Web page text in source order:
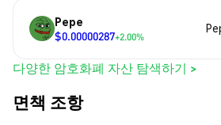
Pepe
$0.00000287+2.00%
다양한 암호화폐 자산 탐색하기 >
면책 조항